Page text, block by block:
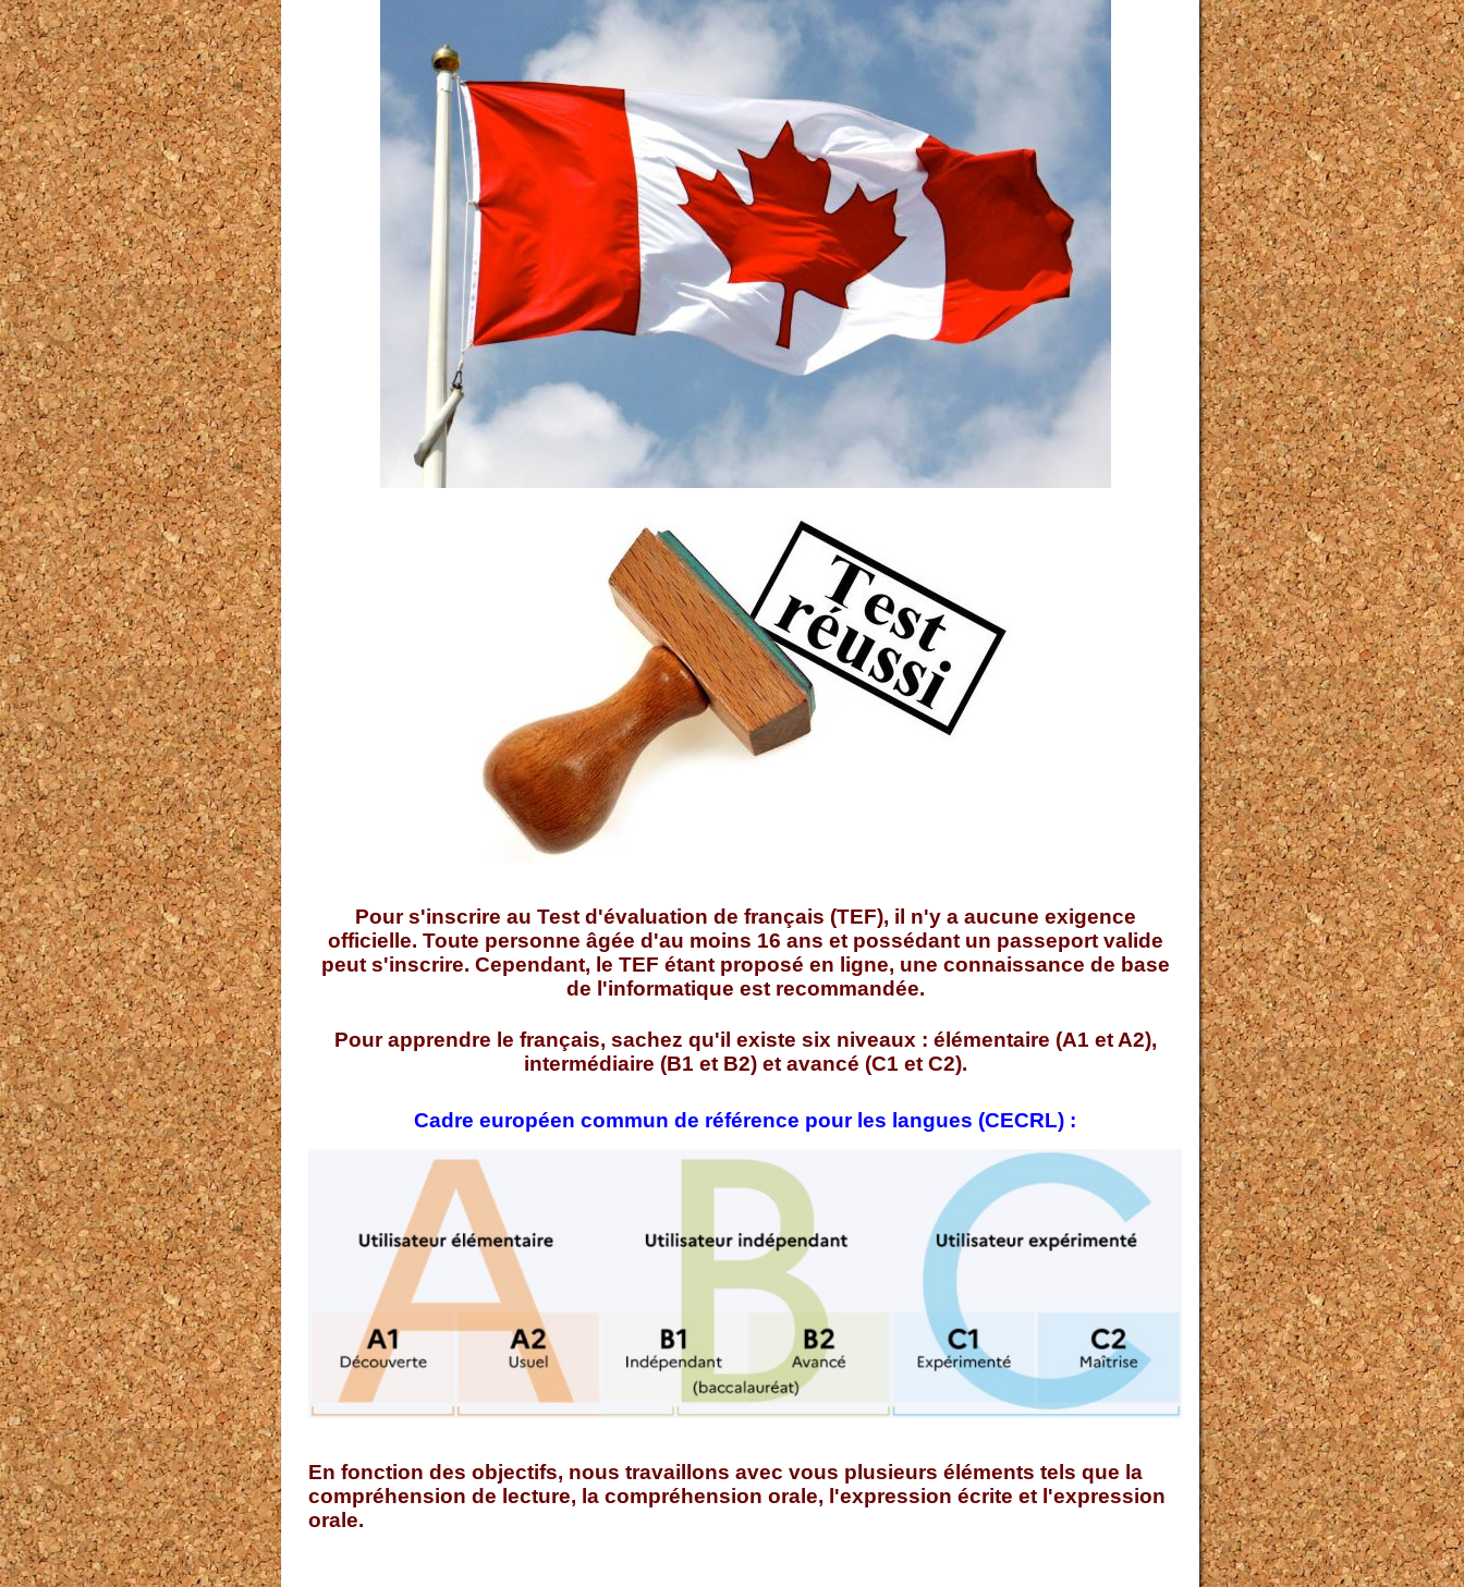
Pour s'inscrire au Test d'évaluation de français (TEF), il n'y a aucune exigence
officielle. Toute personne âgée d'au moins 16 ans et possédant un passeport valide
peut s'inscrire. Cependant, le TEF étant proposé en ligne, une connaissance de base
de l'informatique est recommandée.
Pour apprendre le français, sachez qu'il existe six niveaux : élémentaire (A1 et A2),
intermédiaire (B1 et B2) et avancé (C1 et C2).
Cadre européen commun de référence pour les langues (CECRL) :
En fonction des objectifs, nous travaillons avec vous plusieurs éléments tels que la
compréhension de lecture, la compréhension orale, l'expression écrite et l'expression
orale.